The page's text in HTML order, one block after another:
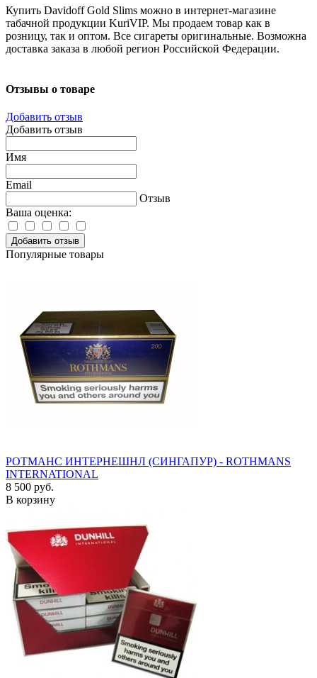
Купить Davidoff Gold Slims можно в интернет-магазине
табачной продукции KuriVIP. Мы продаем товар как в
розницу, так и оптом. Все сигареты оригинальные. Возможна
доставка заказа в любой регион Российской Федерации.
Отзывы о товаре
Добавить отзыв
Добавить отзыв
Имя
Email
Отзыв
Ваша оценка:
Добавить отзыв
Популярные товары
РОТМАНС ИНТЕРНЕШНЛ (СИНГАПУР) - ROTHMANS
INTERNATIONAL
8 500 руб.
В корзину